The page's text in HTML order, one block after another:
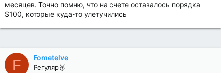
месяцев. Точно помню, что на счете оставалось порядка
$100, которые куда-то улетучились
F Fometelve
Регуляр🥉